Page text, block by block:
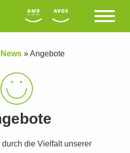
News»Angebote
die Vielfalt unserer